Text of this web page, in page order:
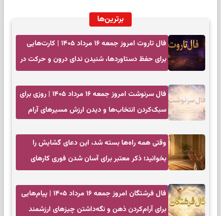
برترین‌ها
فال تاروت امروز جمعه ۱۶ مرداد ۱۴۰۵ | کارت‌هایی
برای حفظ دستاوردها، شنیدن ندای درون و حرکت در
فال سرنوشت امروز جمعه ۱۶ مرداد ۱۴۰۵ | روزی برای
سبک‌کردن انتخاب‌ها و دیدن ارزش مسیرهای آرام
وقتی همه راه‌ها بسته شد، این دعای گشایش را
بخوانید؛ ذکر معتبر برای آسان شدن فوری کارهای
فال فرشتگان امروز جمعه ۱۶ مرداد ۱۴۰۵ | پیام‌هایی
برای آرام‌کردن ذهن و نگه‌داشتن چیزهای ارزشمند